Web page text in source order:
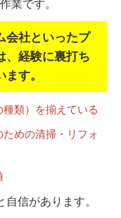
業です。
会社といったプ
経験に裏打ち
す。
類）を揃えている
めの清掃・リフォ
自信があります。